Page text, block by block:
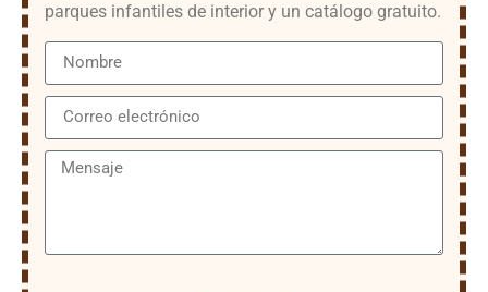
parques infantiles de interior y un catálogo gratuito.